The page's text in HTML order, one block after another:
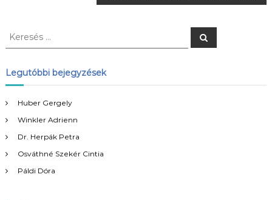
g
y
z
é
K
e
s
s
:
K
e
s
Legutóbbi bejegyzések
Huber Gergely
Winkler Adrienn
Dr. Herpák Petra
Osváthné Szekér Cintia
Páldi Dóra